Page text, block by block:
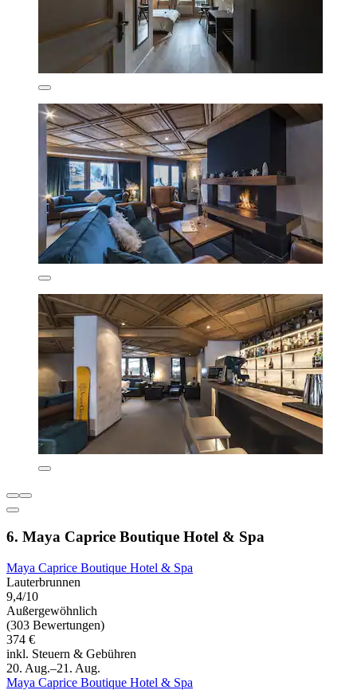
6. Maya Caprice Boutique Hotel & Spa
Maya Caprice Boutique Hotel & Spa
Lauterbrunnen
9,4/10
Außergewöhnlich
(303 Bewertungen)
374 €
inkl. Steuern & Gebühren
20. Aug.–21. Aug.
Maya Caprice Boutique Hotel & Spa